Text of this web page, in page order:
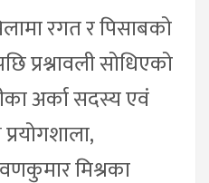
रगत र पिसाबको
प्रश्नावली सोधिएको
अर्का सदस्य एवं
मिश्रका